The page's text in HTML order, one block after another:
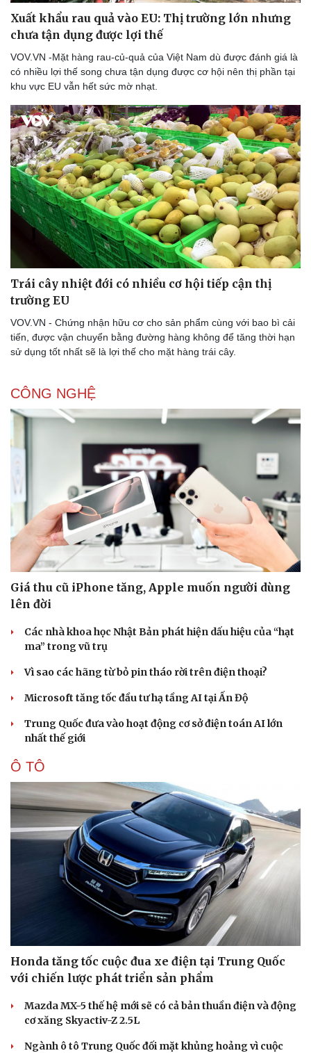
Doanh nghiệp
Thông tin doanh nghiệp
Doanh nghiệp 24h
Doanh nhân
Công nghệ
Sành điệu
Tin Công nghệ
Trải nghiệm
Xuất khẩu rau quả vào EU: Thị trường lớn nhưng
chưa tận dụng được lợi thế
VOV.VN -Mặt hàng rau-củ-quả của Việt Nam dù được đánh giá là
có nhiều lợi thế song chưa tận dụng được cơ hội nên thị phần tại
khu vực EU vẫn hết sức mờ nhạt.
Trái cây nhiệt đới có nhiều cơ hội tiếp cận thị
trường EU
VOV.VN - Chứng nhận hữu cơ cho sản phẩm cùng với bao bì cải
tiến, được vận chuyển bằng đường hàng không để tăng thời hạn
sử dụng tốt nhất sẽ là lợi thế cho mặt hàng trái cây.
CÔNG NGHỆ
Giá thu cũ iPhone tăng, Apple muốn người dùng
lên đời
Các nhà khoa học Nhật Bản phát hiện dấu hiệu của “hạt
ma” trong vũ trụ
Vì sao các hãng từ bỏ pin tháo rời trên điện thoại?
Microsoft tăng tốc đầu tư hạ tầng AI tại Ấn Độ
Trung Quốc đưa vào hoạt động cơ sở điện toán AI lớn
nhất thế giới
Ô TÔ
Honda tăng tốc cuộc đua xe điện tại Trung Quốc
với chiến lược phát triển sản phẩm
Mazda MX-5 thế hệ mới sẽ có cả bản thuần điện và động
cơ xăng Skyactiv-Z 2.5L
Ngành ô tô Trung Quốc đối mặt khủng hoảng vì cuộc